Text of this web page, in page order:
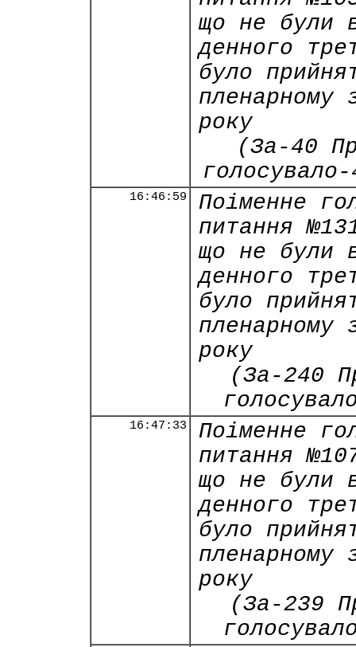
що не були
денного
було
пленарному
року
(За-40
16:46:59
Поіменне
питання
що не були
денного
було
пленарному
року
(За-240
16:47:33
Поіменне
питання
що не були
денного
було
пленарному
року
(За-239